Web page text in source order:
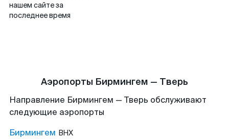
нашем сайте за
последнее время
Аэропорты Бирмингем — Тверь
Направление Бирмингем — Тверь обслуживают
следующие аэропорты
Бирмингем BHX